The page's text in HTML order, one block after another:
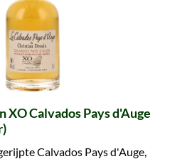
XO Calvados Pays d'Auge
Calvados Pays d'Auge,